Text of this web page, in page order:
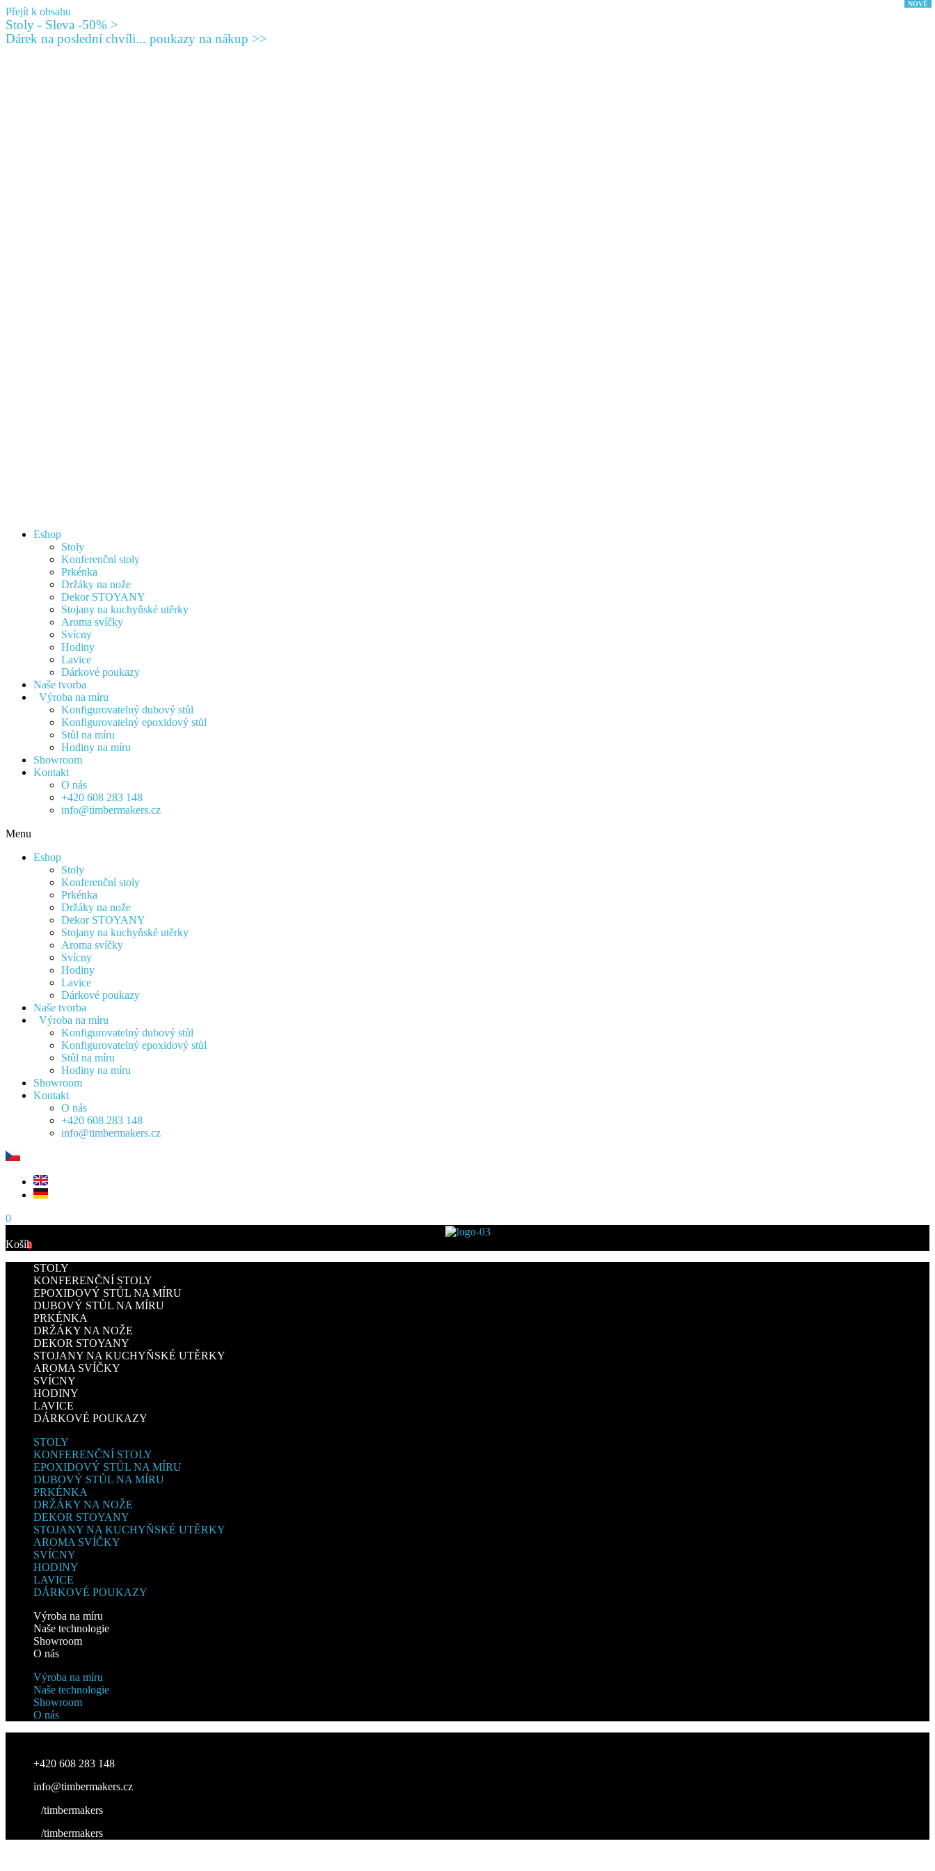
Přejít k obsahu
Stoly - Sleva -50% >
Dárek na poslední chvíli... poukazy na nákup >>
Eshop
Stoly
Konferenční stoly
Prkénka
Držáky na nože
Dekor STOYANY
Stojany na kuchyňské utěrky
Aroma svíčky
Svícny
Hodiny
Lavice
Dárkové poukazy
Naše tvorba
Výroba na míru
Konfigurovatelný dubový stůl
Konfigurovatelný epoxidový stůl
Stůl na míru
Hodiny na míru
Showroom
Kontakt
O nás
+420 608 283 148
info@timbermakers.cz
Menu
Eshop
Stoly
Konferenční stoly
Prkénka
Držáky na nože
Dekor STOYANY
Stojany na kuchyňské utěrky
Aroma svíčky
Svícny
Hodiny
Lavice
Dárkové poukazy
Naše tvorba
Výroba na míru
Konfigurovatelný dubový stůl
Konfigurovatelný epoxidový stůl
Stůl na míru
Hodiny na míru
Showroom
Kontakt
O nás
+420 608 283 148
info@timbermakers.cz
0
Košík
0
STOLY
KONFERENČNÍ STOLY
EPOXIDOVÝ STŮL NA MÍRU
DUBOVÝ STŮL NA MÍRU
PRKÉNKA
DRŽÁKY NA NOŽE
DEKOR STOYANY
STOJANY NA KUCHYŇSKÉ UTĚRKY
AROMA SVÍČKY
SVÍCNY
HODINY
LAVICE
DÁRKOVÉ POUKAZY
STOLY
KONFERENČNÍ STOLY
EPOXIDOVÝ STŮL NA MÍRU
DUBOVÝ STŮL NA MÍRU
PRKÉNKA
DRŽÁKY NA NOŽE
DEKOR STOYANY
STOJANY NA KUCHYŇSKÉ UTĚRKY
AROMA SVÍČKY
SVÍCNY
HODINY
LAVICE
DÁRKOVÉ POUKAZY
Výroba na míru
Naše technologie
Showroom
O nás
Výroba na míru
Naše technologie
Showroom
O nás
+420 608 283 148
info@timbermakers.cz
/timbermakers
/timbermakers